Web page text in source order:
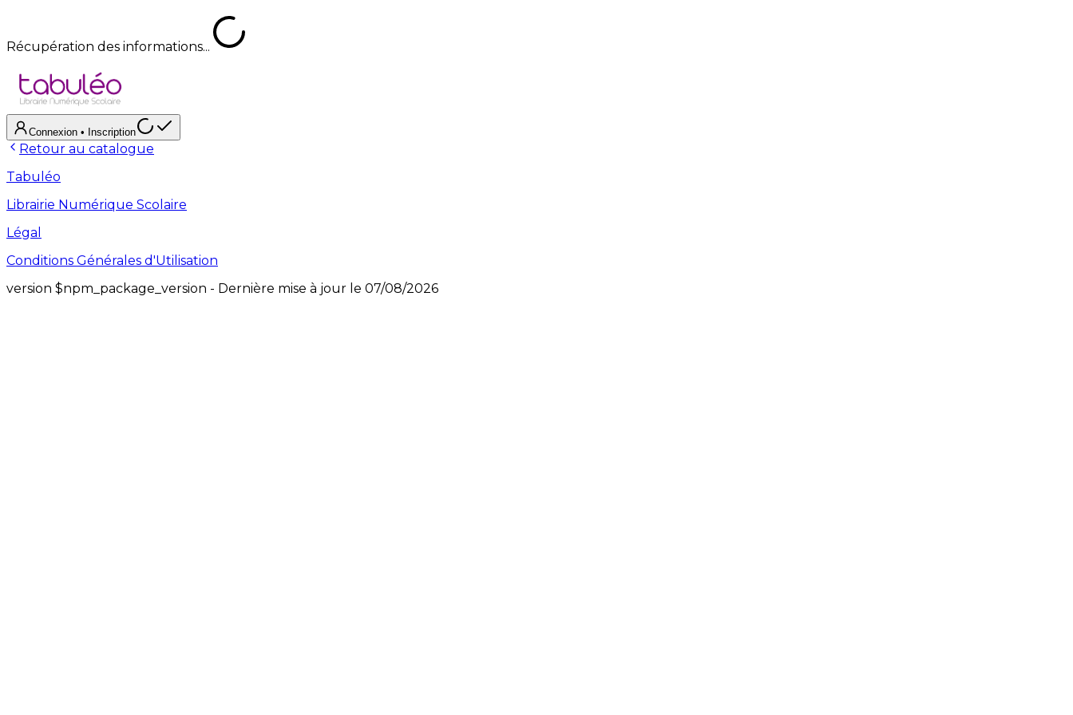
Récupération des informations...
Connexion • Inscription
Retour au catalogue
Tabuléo
Librairie Numérique Scolaire
Légal
Conditions Générales d'Utilisation
version $npm_package_version - Dernière mise à jour le 07/08/2026